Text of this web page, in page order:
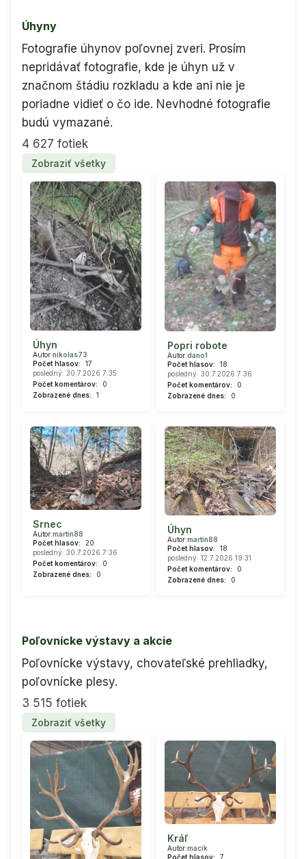
Úhyny
Fotografie úhynov poľovnej zveri. Prosím
nepridávať fotografie, kde je úhyn už v
značnom štádiu rozkladu a kde ani nie je
poriadne vidieť o čo ide. Nevhodné fotografie
budú vymazané.
4 627 fotiek
Zobraziť všetky
Úhyn
Autor:nikolas73
Počet hlasov:
17
posledný: 30.7.2026 7:35
Počet komentárov:
0
Zobrazené dnes:
1
Popri robote
Autor:dano1
Počet hlasov:
18
posledný: 30.7.2026 7:36
Počet komentárov:
0
Zobrazené dnes:
0
Srnec
Autor:martin88
Počet hlasov:
20
posledný: 30.7.2026 7:36
Počet komentárov:
0
Zobrazené dnes:
0
Úhyn
Autor:martin88
Počet hlasov:
18
posledný: 12.7.2026 19:31
Počet komentárov:
0
Zobrazené dnes:
0
Poľovnícke výstavy a akcie
Poľovnícke výstavy, chovateľské prehliadky,
poľovnícke plesy.
3 515 fotiek
Zobraziť všetky
Kráľ
Autor:macik
Počet hlasov:
7